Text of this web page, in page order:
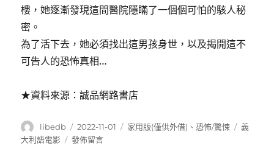
樓，她逐漸發現這間醫院隱瞞了一個個可怕的駭人秘
密。
為了活下去，她必須找出這男孩身世，以及揭開這不
可告人的恐怖真相…
★資料來源：誠品網路書店
作
者
libedb
發
佈
2022-11-01
分
家用版(僅供外借) 、恐怖/驚悚
標
義
大利語電影
在
發佈留言